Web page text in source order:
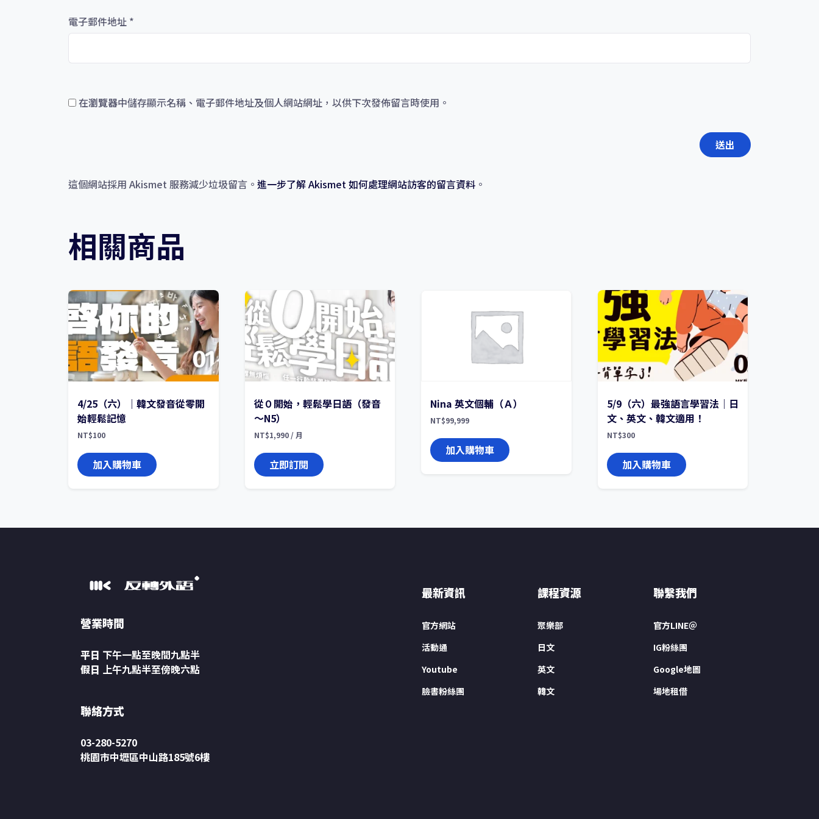
電子郵件地址 *
在瀏覽器中儲存顯示名稱、電子郵件地址及個人網站網址，以供下次發佈留言時使用。
這個網站採用 Akismet 服務減少垃圾留言。 進一步了解 Akismet 如何處理網站訪客的留言資料 。
相關商品
4/25（六）｜韓文發音從零開
始輕鬆記憶
NT$100
加入購物車
從０開始，輕鬆學日語（發音
～N5）
NT$1,990 / 月
立即訂閱
Nina 英文個輔（Ａ）
NT$99,999
加入購物車
5/9（六）最強語言學習法｜日
文、英文、韓文適用！
NT$300
加入購物車
營業時間
平日 下午一點至晚間九點半
假日 上午九點半至傍晚六點
聯絡方式
03-280-5270
桃園市中壢區中山路185號6樓
最新資訊
官方網站
活動通
Youtube
臉書粉絲團
課程資源
聚樂部
日文
英文
韓文
聯繫我們
官方LINE＠
IG粉絲團
Google地圖
場地租借